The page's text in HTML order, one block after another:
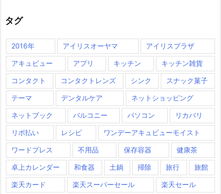
タグ
2016年 アイリスオーヤマ アイリスプラザ
アキュビュー アプリ キッチン キッチン雑貨
コンタクト コンタクトレンズ シンク スナック菓子
テーマ デンタルケア ネットショッピング
ネットブック バルコニー パソコン リカバリ
リボ払い レシピ ワンデーアキュビューモイスト
ワードプレス 不用品 保存容器 健康茶
卓上カレンダー 和食器 土鍋 掃除 旅行 旅館
楽天カード 楽天スーパーセール 楽天セール